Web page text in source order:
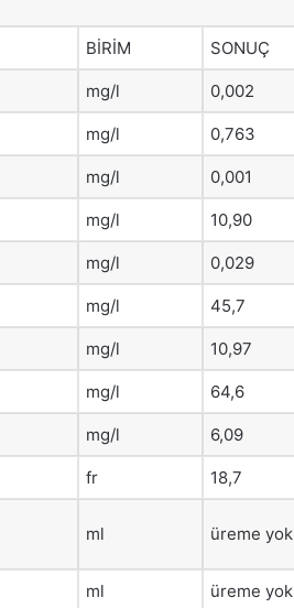
BİRİM SONUÇ
mg/l 0,002
mg/l 0,763
mg/l 0,001
mg/l 10,90
mg/l 0,029
mg/l 45,7
mg/l 10,97
mg/l 64,6
mg/l 6,09
fr 18,7
ml üreme yok
ml üreme yok